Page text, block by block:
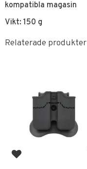
kompatibla magasin
Vikt: 150 g
Relaterade produkter
Lägg till i favoriter